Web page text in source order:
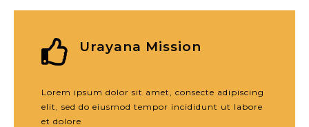
Urayana Mission
Lorem ipsum dolor sit amet, consecte adipiscing
elit, sed do eiusmod tempor incididunt ut labore
et dolore